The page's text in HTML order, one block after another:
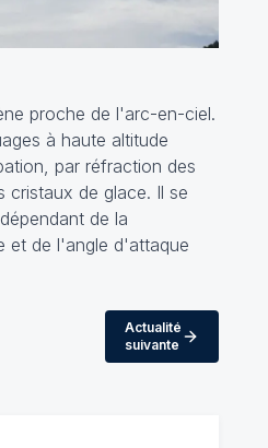
proche de l'arc-en-ciel.
à haute altitude
par réfraction des
cristaux de glace. Il se
de la
et de l'angle d'attaque
Actualité
suivante